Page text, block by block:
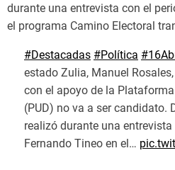
durante una entrevista con el
el programa Camino Electoral
#Destacadas #Política
estado Zulia, Manuel
con el apoyo de la
(PUD) no va a ser candidato.
realizó durante una
Fernando Tineo en el…